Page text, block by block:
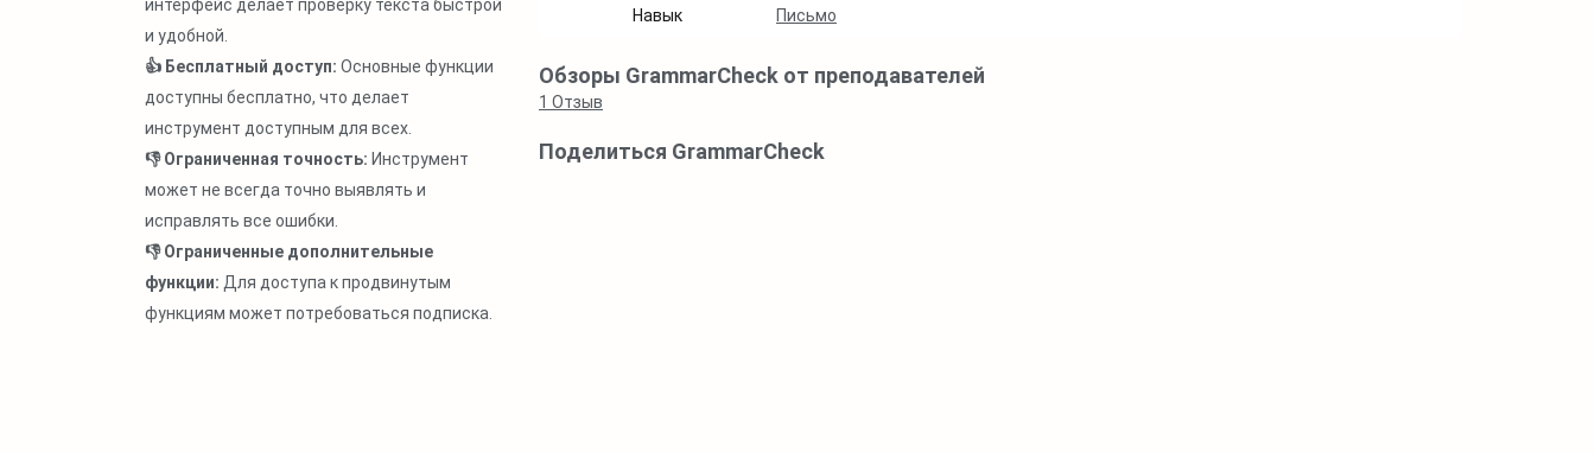
интерфейс делает проверку текста быстрой
и удобной.
👍 Бесплатный доступ: Основные функции
доступны бесплатно, что делает
инструмент доступным для всех.
👎 Ограниченная точность: Инструмент
может не всегда точно выявлять и
исправлять все ошибки.
👎 Ограниченные дополнительные
функции: Для доступа к продвинутым
функциям может потребоваться подписка.
Навык Письмо
Обзоры GrammarCheck от преподавателей
1 Отзыв
Поделиться GrammarCheck